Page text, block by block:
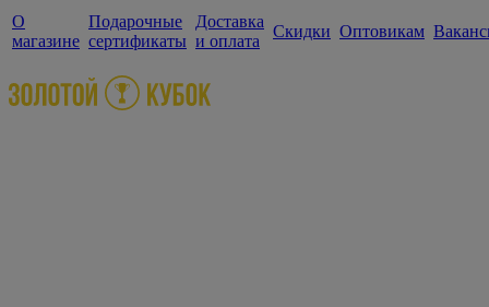
О
магазине
Подарочные
сертификаты
Доставка
и оплата
Скидки Оптовикам